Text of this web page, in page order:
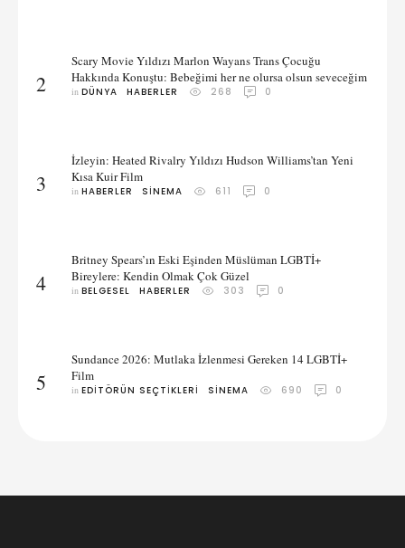
2
Scary Movie Yıldızı Marlon Wayans Trans Çocuğu
Hakkında Konuştu: Bebeğimi her ne olursa olsun seveceğim
in DÜNYA HABERLER 268 0
3
İzleyin: Heated Rivalry Yıldızı Hudson Williams’tan Yeni
Kısa Kuir Film
in HABERLER SINEMA 611 0
4
Britney Spears’ın Eski Eşinden Müslüman LGBTİ+
Bireylere: Kendin Olmak Çok Güzel
in BELGESEL HABERLER 303 0
5
Sundance 2026: Mutlaka İzlenmesi Gereken 14 LGBTİ+
Film
in EDITÖRÜN SEÇTIKLERI SINEMA 690 0